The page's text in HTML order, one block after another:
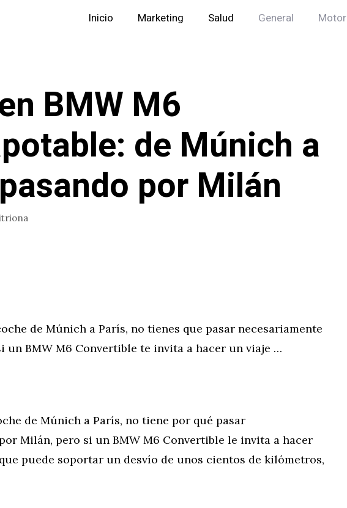
Inicio Marketing Salud General Motor
BMW M6
de Múnich a
por Milán
de Múnich a París, no tienes que pasar necesariamente
un BMW M6 Convertible te invita a hacer un viaje …
de Múnich a París, no tiene por qué pasar
Milán, pero si un BMW M6 Convertible le invita a hacer
puede soportar un desvío de unos cientos de kilómetros,